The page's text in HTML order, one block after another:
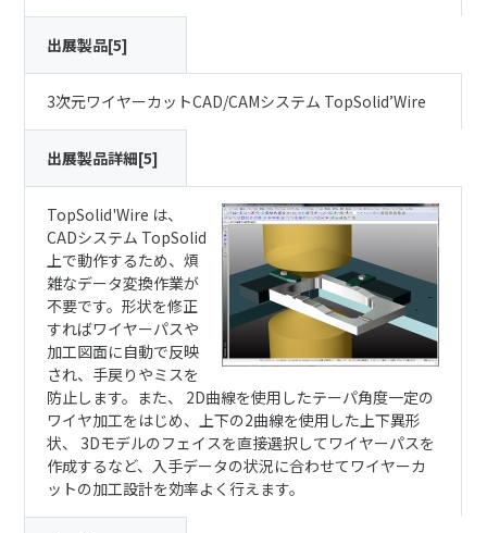
出展製品[5]
3次元ワイヤーカットCAD/CAMシステム TopSolid’Wire
出展製品詳細[5]
TopSolid'Wire は、
CADシステム TopSolid
上で動作するため、煩
雑なデータ変換作業が
不要です。形状を修正
すればワイヤーパスや
加工図面に自動で反映
され、手戻りやミスを
防止します。また、 2D曲線を使用したテーパ角度一定の
ワイヤ加工をはじめ、上下の2曲線を使用した上下異形
状、 3Dモデルのフェイスを直接選択してワイヤーパスを
作成するなど、入手データの状況に合わせてワイヤーカ
ットの加工設計を効率よく行えます。